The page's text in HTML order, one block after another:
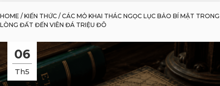
HOME / KIẾN THỨC / CÁC MỎ KHAI THÁC NGỌC LỤC BẢO BÍ MẬT TRONG
LÒNG ĐẤT ĐẾN VIÊN ĐÁ TRIỆU ĐÔ
06
Th5